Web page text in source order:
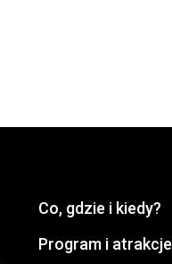
Co, gdzie i kiedy?
Program i atrakcje